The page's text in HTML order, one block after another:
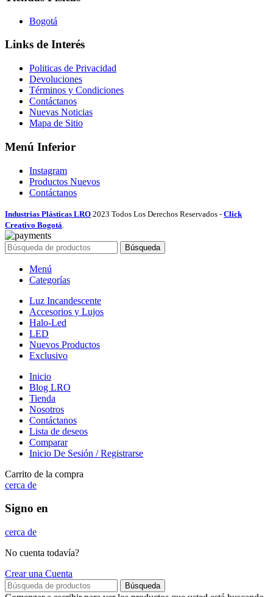
Bogotá
Links de Interés
Politicas de Privacidad
Devoluciones
Términos y Condiciones
Contáctanos
Nuevas Noticias
Mapa de Sitio
Menú Inferior
Instagram
Productos Nuevos
Contáctanos
Industrias Plásticas LRO 2023 Todos Los Derechos Reservados - Click
Creativo Bogotá
Búsqueda
Menú
Categorías
Luz Incandescente
Accesorios y Lujos
Halo-Led
LED
Nuevos Productos
Exclusivo
Inicio
Blog LRO
Tienda
Nosotros
Contáctanos
Lista de deseos
Comparar
Inicio De Sesión / Registrarse
Carrito de la compra
cerca de
Signo en
cerca de
No cuenta todavía?
Crear una Cuenta
Búsqueda